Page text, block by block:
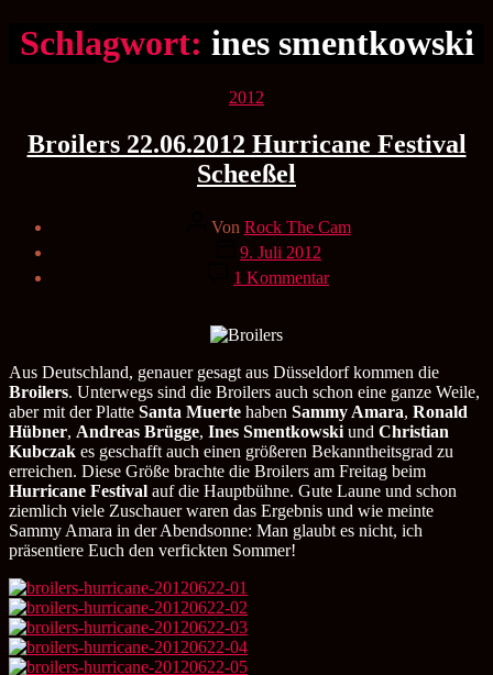
Schlagwort: ines smentkowski
Kategorien
2012
Broilers 22.06.2012 Hurricane Festival
Scheeßel
Beitragsautor
Von Rock The Cam
Veröffentlichungsdatum
9. Juli 2012
1 Kommentarzu
Broilers
Scheeßel
Aus Deutschland, genauer gesagt aus Düsseldorf kommen die
Broilers. Unterwegs sind die Broilers auch schon eine ganze Weile,
aber mit der Platte Santa Muerte haben Sammy Amara, Ronald
Hübner, Andreas Brügge, Ines Smentkowski und Christian
Kubczak es geschafft auch einen größeren Bekanntheitsgrad zu
erreichen. Diese Größe brachte die Broilers am Freitag beim
Hurricane Festival auf die Hauptbühne. Gute Laune und schon
ziemlich viele Zuschauer waren das Ergebnis und wie meinte
Sammy Amara in der Abendsonne: Man glaubt es nicht, ich
präsentiere Euch den verfickten Sommer!